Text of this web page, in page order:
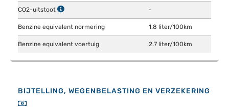
CO2-uitstoot -
Benzine equivalent normering 1.8 liter/100km
Benzine equivalent voertuig 2.7 liter/100km
BIJTELLING, WEGENBELASTING EN VERZEKERING